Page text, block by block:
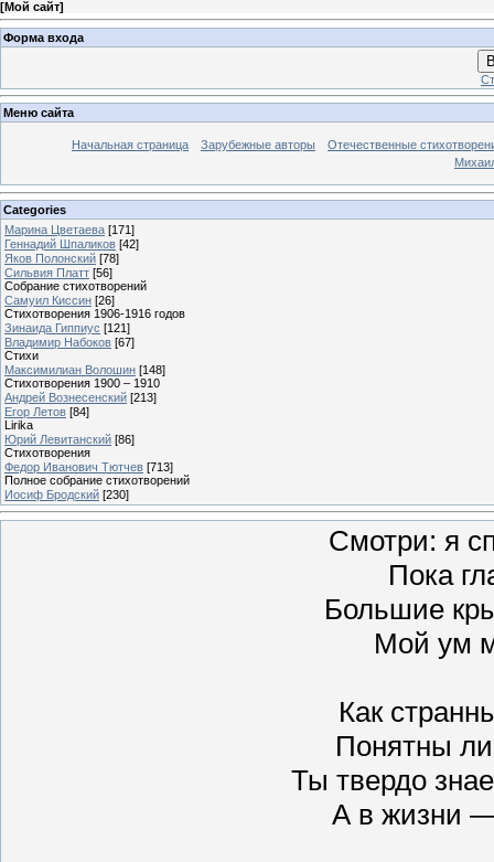
[Мой сайт]
Форма входа
Меню сайта
Начальная страница Зарубежные авторы
Отечественные
Categories
Марина Цветаева [171]
Геннадий Шпаликов [42]
Яков Полонский [78]
Сильвия Платт [56]
Собрание стихотворений
Самуил Киссин [26]
Стихотворения 1906-1916 годов
Зинаида Гиппиус [121]
Владимир Набоков [67]
Стихи
Максимилиан Волошин [148]
Стихотворения 1900 – 1910
Андрей Вознесенский [213]
Егор Летов [84]
Lirika
Юрий Левитанский [86]
Стихотворения
Федор Иванович Тютчев [713]
Полное собрание стихотворений
Иосиф Бродский [230]
Смотри: я
Пока
Большие
Мой ум
Как
Понятны
Ты твердо
А в жизни —